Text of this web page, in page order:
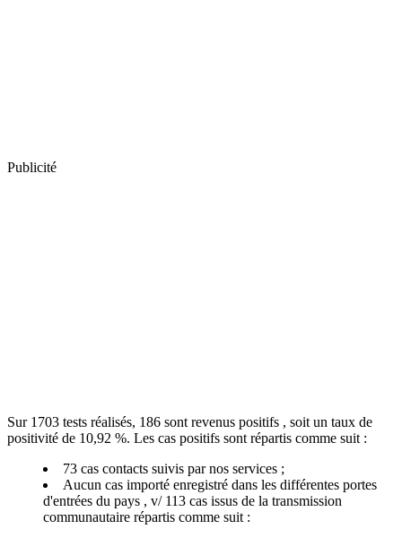
Publicité
Sur 1703 tests réalisés, 186 sont revenus positifs , soit un taux de
positivité de 10,92 %. Les cas positifs sont répartis comme suit :
73 cas contacts suivis par nos services ;
Aucun cas importé enregistré dans les différentes portes
d'entrées du pays , v/ 113 cas issus de la transmission
communautaire répartis comme suit :